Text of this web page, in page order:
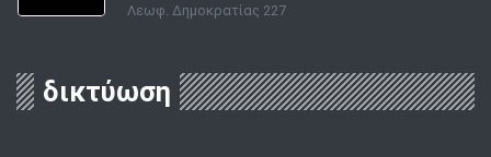
Λεωφ. Δημοκρατίας 227
δικτύωση